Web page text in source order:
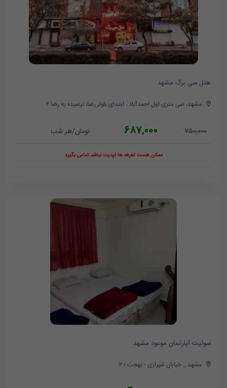
هتل سی برگ مشهد
مشهد، سی متری اول احمدآباد ، ابتدای بلوار رضا، نرسیده به رضا ۲
750,000
687,000 تومان/هر شب
ممکن هست تعرفه ها آپدیت نباشد تماس بگیرد
سوئیت آپارتمان موعود مشهد
مشهد _ خیابان شیرازی - بهجت ۲.۱